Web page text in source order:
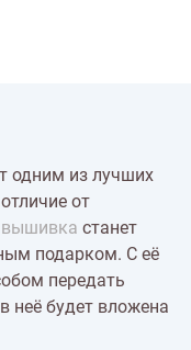
одним из лучших
от
вышивка станет
подарком. С её
передать
неё будет вложена